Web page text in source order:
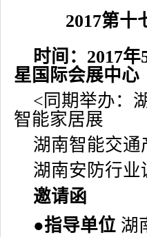
2017第十
时间：2017
星国际会展中心
<同期举办：
智能家居展
湖南智能交通
湖南安防行业
邀请函
●指导单位 湖